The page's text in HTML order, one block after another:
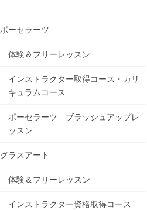
ポーセラーツ
体験＆フリーレッスン
インストラクター取得コース・カリ
キュラムコース
ポーセラーツ ブラッシュアップレ
ッスン
グラスアート
体験＆フリーレッスン
インストラクター資格取得コース